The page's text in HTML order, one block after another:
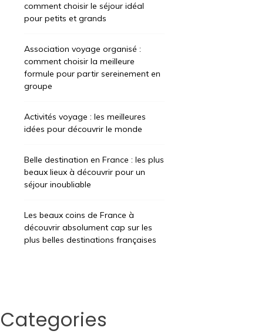
comment choisir le séjour idéal
pour petits et grands
Association voyage organisé :
comment choisir la meilleure
formule pour partir sereinement en
groupe
Activités voyage : les meilleures
idées pour découvrir le monde
Belle destination en France : les plus
beaux lieux à découvrir pour un
séjour inoubliable
Les beaux coins de France à
découvrir absolument cap sur les
plus belles destinations françaises
Categories